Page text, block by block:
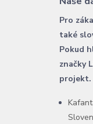
Pro
také
Pokud
značky
projekt.